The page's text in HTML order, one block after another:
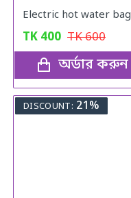
Electric hot water bag
TK 400 TK600
অর্ডার করুন
DISCOUNT: 21%